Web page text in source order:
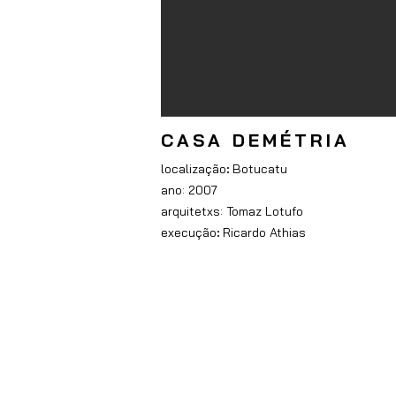
CASA DEMÉTRIA
localização: Botucatu
ano: 2007
arquitetxs: Tomaz Lotufo
execução: Ricardo Athias